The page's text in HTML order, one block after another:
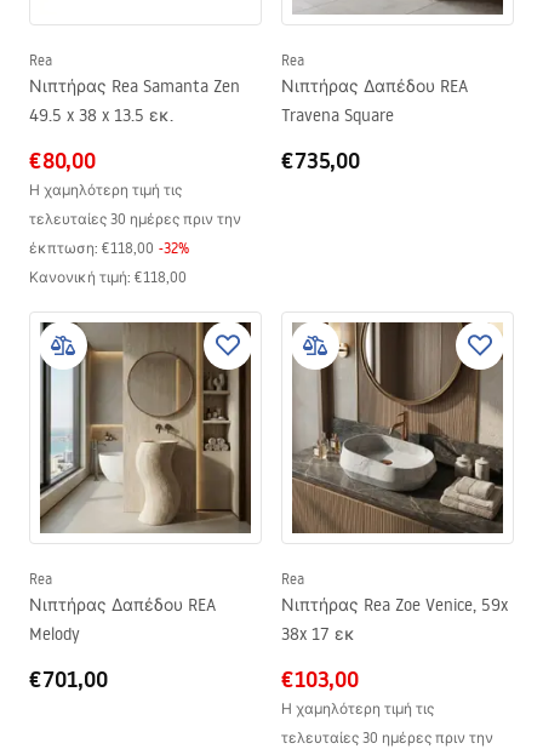
Rea
Νιπτήρας Rea Samanta Zen
49.5 x 38 x 13.5 εκ.
€80,00
Η χαμηλότερη τιμή τις
τελευταίες 30 ημέρες πριν την
έκπτωση: €118,00 -32%
Κανονική τιμή: €118,00
Rea
Νιπτήρας Δαπέδου REA
Travena Square
€735,00
Rea
Νιπτήρας Δαπέδου REA
Melody
€701,00
Rea
Νιπτήρας Rea Zoe Venice, 59x
38x 17 εκ
€103,00
Η χαμηλότερη τιμή τις
τελευταίες 30 ημέρες πριν την